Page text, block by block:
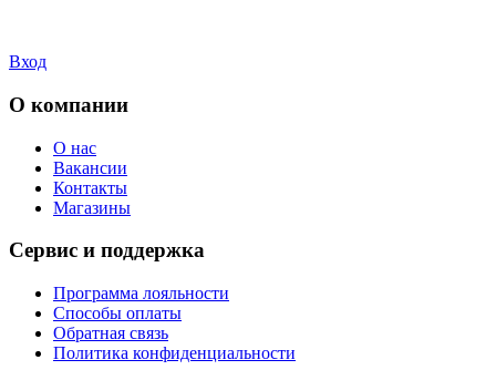
Вход
О компании
О нас
Вакансии
Контакты
Магазины
Сервис и поддержка
Программа лояльности
Способы оплаты
Обратная связь
Политика конфиденциальности